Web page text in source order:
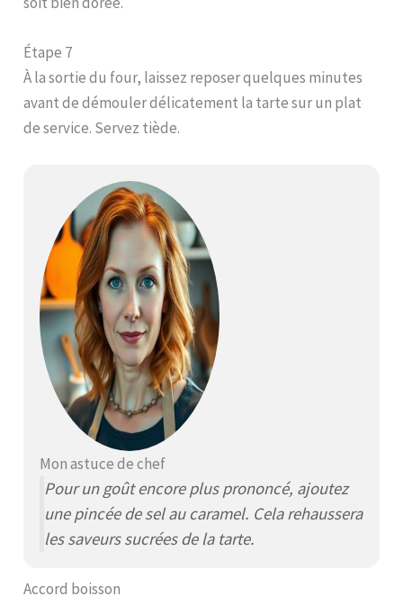
Étape 7
À la sortie du four, laissez reposer quelques minutes
avant de démouler délicatement la tarte sur un plat
de service. Servez tiède.
Mon astuce de chef
Pour un goût encore plus prononcé, ajoutez
une pincée de sel au caramel. Cela rehaussera
les saveurs sucrées de la tarte.
Accord boisson